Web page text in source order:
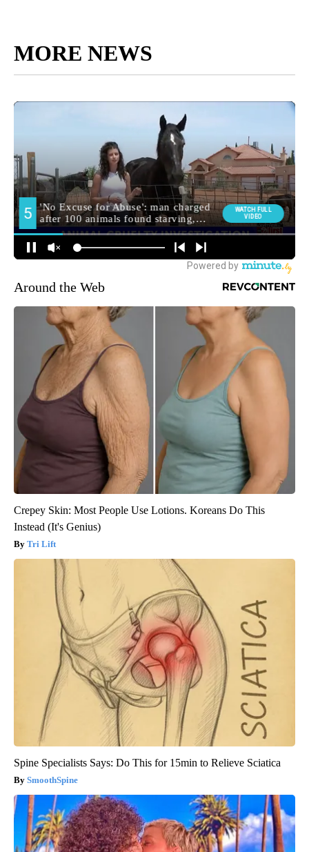
MORE NEWS
Around the Web
Crepey Skin: Most People Use Lotions. Koreans Do This
Instead (It's Genius)
Tri Lift
Spine Specialists Says: Do This for 15min to Relieve Sciatica
SmoothSpine